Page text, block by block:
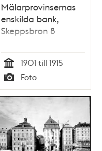
Mälarprovinsernas
enskilda bank,
Skeppsbron 8
Tid
1901 till 1915
Typ
Foto